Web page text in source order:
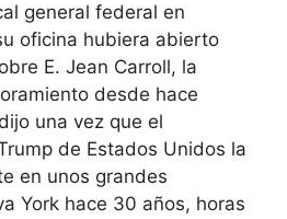
general federal en
oficina hubiera abierto
E. Jean Carroll, la
desde hace
una vez que el
de Estados Unidos la
en unos grandes
York hace 30 años, horas